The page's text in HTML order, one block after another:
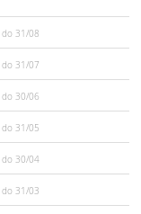
do 31/08
do 31/07
do 30/06
do 31/05
do 30/04
do 31/03